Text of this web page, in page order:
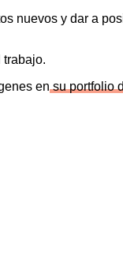
nuevos y dar a
trabajo.
ensu portfolio